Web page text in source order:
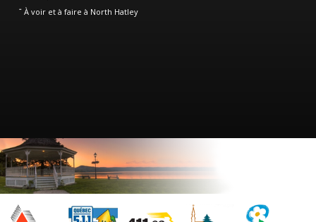
À voir et à faire à North Hatley